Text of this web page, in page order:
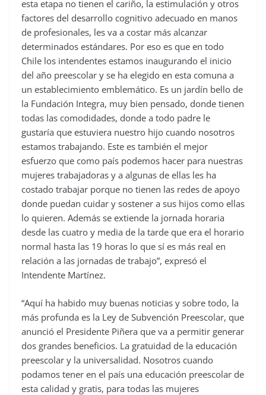
esta etapa no tienen el cariño, la estimulación y otros
factores del desarrollo cognitivo adecuado en manos
de profesionales, les va a costar más alcanzar
determinados estándares. Por eso es que en todo
Chile los intendentes estamos inaugurando el inicio
del año preescolar y se ha elegido en esta comuna a
un establecimiento emblemático. Es un jardín bello de
la Fundación Integra, muy bien pensado, donde tienen
todas las comodidades, donde a todo padre le
gustaría que estuviera nuestro hijo cuando nosotros
estamos trabajando. Este es también el mejor
esfuerzo que como país podemos hacer para nuestras
mujeres trabajadoras y a algunas de ellas les ha
costado trabajar porque no tienen las redes de apoyo
donde puedan cuidar y sostener a sus hijos como ellas
lo quieren. Además se extiende la jornada horaria
desde las cuatro y media de la tarde que era el horario
normal hasta las 19 horas lo que sí es más real en
relación a las jornadas de trabajo”, expresó el
Intendente Martínez.
“Aquí ha habido muy buenas noticias y sobre todo, la
más profunda es la Ley de Subvención Preescolar, que
anunció el Presidente Piñera que va a permitir generar
dos grandes beneficios. La gratuidad de la educación
preescolar y la universalidad. Nosotros cuando
podamos tener en el país una educación preescolar de
esta calidad y gratis, para todas las mujeres